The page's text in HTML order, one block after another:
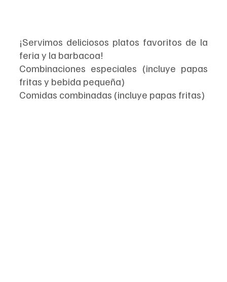
¡Servimos deliciosos platos favoritos de la
feria y la barbacoa!
Combinaciones especiales (incluye papas
fritas y bebida pequeña)
Comidas combinadas (incluye papas fritas)